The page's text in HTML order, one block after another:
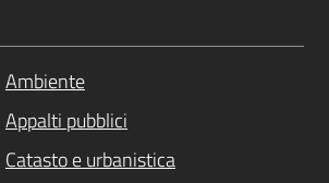
Ambiente
Appalti pubblici
Catasto e urbanistica